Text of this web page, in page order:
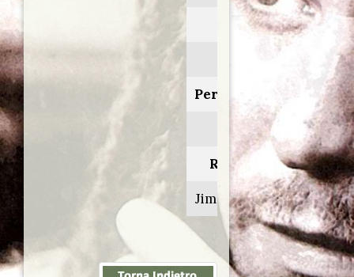
Anno:
Personaggio:
Steven
Regia di:
Jim Jarmusch